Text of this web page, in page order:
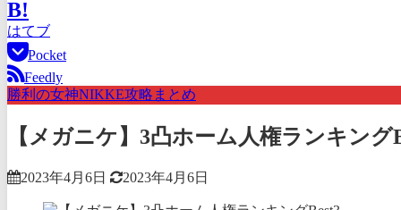
B!
はてブ
Pocket
Feedly
勝利の女神NIKKE攻略まとめ
【メガニケ】3凸ホーム人権ランキング
2023年4月6日 2023年4月6日